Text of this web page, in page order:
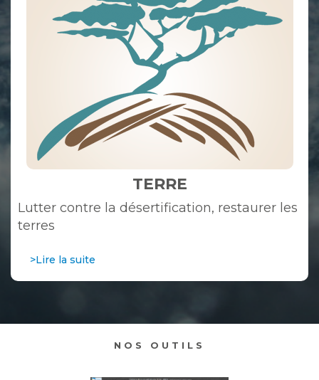
TERRE
Lutter contre la désertification, restaurer les
terres
>Lire la suite
NOS OUTILS